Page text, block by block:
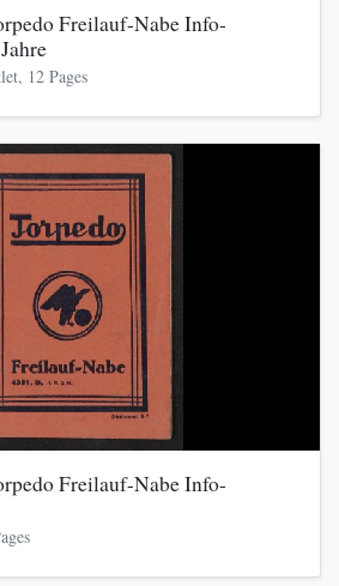
Freilauf-Nabe Info-
12 Pages
Freilauf-Nabe Info-